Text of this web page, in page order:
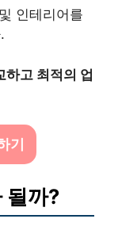
인테리어를
하고 최적의 업
기
될까?